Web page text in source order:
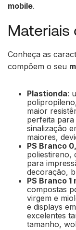
mobile.
Materiais
Conheça as
compõem o seu
Plastionda:
maior
perfeita
sinalização
maiores,
PS Branco
poliestireno,
para
decoração,
PS Branco 1
compostas
virgem e
e displays
excelentes
tamanho,